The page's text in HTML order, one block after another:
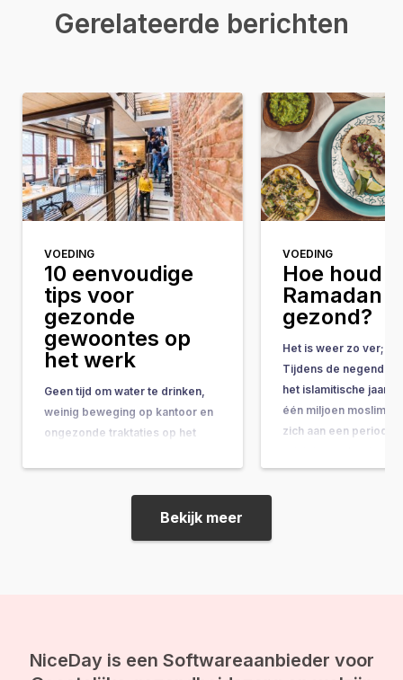
Gerelateerde berichten
VOEDING
10 eenvoudige
tips voor
gezonde
gewoontes op
het werk
Geen tijd om water te drinken,
weinig beweging op kantoor en
ongezonde traktaties op het
je gezondheid. Wij delen tips
voor gezonde gewoontes op
kantoor. Gezonde gewoontes is
een gezonde leefstijl Een
VOEDING
Hoe houd
Ramadan
gezond?
Het is weer zo ver; de
Tijdens de negende
het islamitische jaar
één miljoen moslims
zich aan een periode
periode wordt
Bekijk meer
NiceDay is een Softwareaanbieder voor